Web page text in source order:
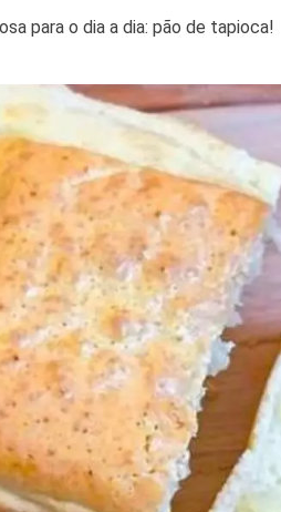
para o dia a dia: pão de tapioca!